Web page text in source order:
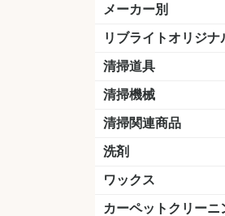
おう吐物
除菌洗剤
うがい薬
マスク
手洗い石鹸
手指消毒
手袋
メーカー別
クオリティ
ニイタカ
シーバイエス
リンレイ
ペンギンワックス
横浜油脂工業
ミッケル化学（旧：
ユシロ化学
コニシ
つやげん
ダイカ商事
スリーエムジャパン
山崎産業
テラモト
セイワ
エトレー
ラバーメイド
ジャパックス
日本サニパック
ケルヒャー
マキタ
ショーワグローブ
花王
サラヤ
アルボース
コスケム
ミヤキ
紺商
信徳ポミー
リブライトオリジナ
LLオレンジクリーナ
LL油脂専用クリーナ
LLワックスモップ
LL-21
マーベラスiL
清掃道具
ほうき
ちりとり
モップ及び関連品
モップ
ハードフロア用ダス
テラモト
その他
清掃機械
掃除機
高圧洗浄機
吸水機
カーペット用マシン
送風機
ポリッシャー
ポリッシャー・自動
掃除機用紙パック
その他
清掃関連商品
ダストカート
台車
移動式バレット
脚立
モップハンガー
サインボード
光沢計
カーペット汚染度計
洗剤
床用表面洗浄剤
ハクリ剤
厨房用
工場用
石材用
サビ用
木材用
タイル用
外壁用
壁面用
手あか用
病院用
除菌用
ワックス
樹脂ワックス
半樹脂ワックス
フローリング用
病院用ワックス
中性ワックス
石材用
木床用
その他
カーペットクリーニ